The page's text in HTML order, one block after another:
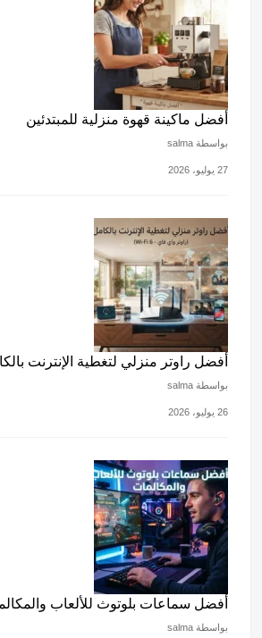
أفضل ماكينة قهوة منزلية للمبتدئين
بواسطة salma
27 يوليو، 2026
أفضل راوتر منزلي لتغطية الإنترنت
بواسطة salma
26 يوليو، 2026
أفضل سماعات بلوتوث للألعاب
بواسطة salma